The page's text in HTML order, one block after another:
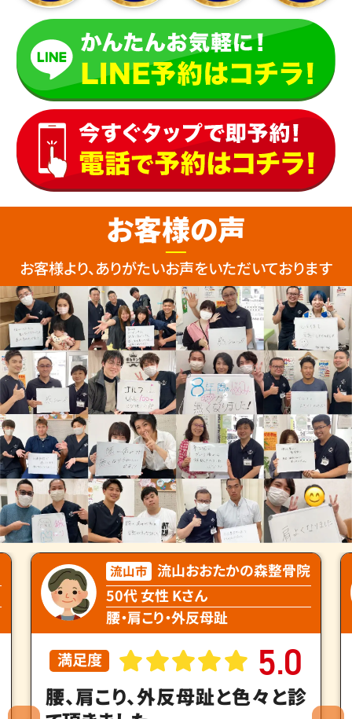
お客様の声
お客様より、ありがたいお声をいただいております
越谷市 越谷駅西口整骨院
20代 女性 Mさん
小顔矯正・側湾症
満足度 4.8
小顔矯正でフェイスラインがス